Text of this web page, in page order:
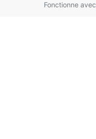
Fonctionne avec